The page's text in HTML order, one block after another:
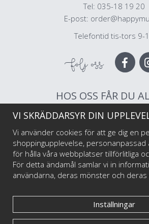
Tel: 035-18 19 20
E-post:
Telefontid tis-tors 9-
Följ oss
HOS OSS FÅR DU
Muggar av högsta
Snabb leverans
Trygg betalning
Välkommen till Happy Mug som är Sveriges första
emaljmuggar till privatpersoner och företag,
VI SKRÄDDARSYR DIN
Vi använder cookies för att ge dig en
shoppingupplevelse, personanpassad
för hålla våra webbplatser tillförlitliga
För detta ändamål samlar vi in
användarna, deras mönster och
Inställningar